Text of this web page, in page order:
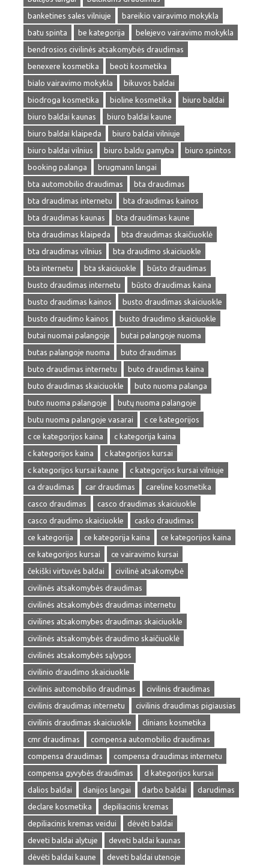
banketines sales vilniuje
bareikio vairavimo mokykla
batu spinta
be kategorija
belejevo vairavimo mokykla
bendrosios civilinės atsakomybės draudimas
benexere kosmetika
beoti kosmetika
bialo vairavimo mokykla
bikuvos baldai
biodroga kosmetika
bioline kosmetika
biuro baldai
biuro baldai kaunas
biuro baldai kaune
biuro baldai klaipeda
biuro baldai vilniuje
biuro baldai vilnius
biuro baldu gamyba
biuro spintos
booking palanga
brugmann langai
bta automobilio draudimas
bta draudimas
bta draudimas internetu
bta draudimas kainos
bta draudimas kaunas
bta draudimas kaune
bta draudimas klaipeda
bta draudimas skaičiuoklė
bta draudimas vilnius
bta draudimo skaiciuokle
bta internetu
bta skaiciuokle
būsto draudimas
busto draudimas internetu
būsto draudimas kaina
busto draudimas kainos
busto draudimas skaiciuokle
busto draudimo kainos
busto draudimo skaiciuokle
butai nuomai palangoje
butai palangoje nuoma
butas palangoje nuoma
buto draudimas
buto draudimas internetu
buto draudimas kaina
buto draudimas skaiciuokle
buto nuoma palanga
buto nuoma palangoje
butų nuoma palangoje
butu nuoma palangoje vasarai
c ce kategorijos
c ce kategorijos kaina
c kategorija kaina
c kategorijos kaina
c kategorijos kursai
c kategorijos kursai kaune
c kategorijos kursai vilniuje
ca draudimas
car draudimas
careline kosmetika
casco draudimas
casco draudimas skaiciuokle
casco draudimo skaiciuokle
casko draudimas
ce kategorija
ce kategorija kaina
ce kategorijos kaina
ce kategorijos kursai
ce vairavimo kursai
čekiški virtuvės baldai
civilinė atsakomybė
civilinės atsakomybės draudimas
civilinės atsakomybės draudimas internetu
civilines atsakomybes draudimas skaiciuokle
civilinės atsakomybės draudimo skaičiuoklė
civilinės atsakomybės sąlygos
civilinio draudimo skaiciuokle
civilinis automobilio draudimas
civilinis draudimas
civilinis draudimas internetu
civilinis draudimas pigiausias
civilinis draudimas skaiciuokle
clinians kosmetika
cmr draudimas
compensa automobilio draudimas
compensa draudimas
compensa draudimas internetu
compensa gyvybės draudimas
d kategorijos kursai
dalios baldai
danijos langai darbo baldai
darudimas
declare kosmetika
depiliacinis kremas
depiliacinis kremas veidui
dėvėti baldai
deveti baldai alytuje
deveti baldai kaunas
dėvėti baldai kaune
deveti baldai utenoje